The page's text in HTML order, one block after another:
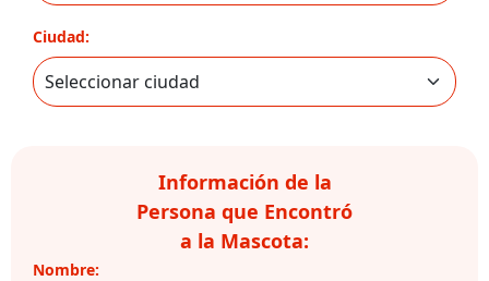
Ciudad:
Información de la
Persona que Encontró
a la Mascota:
Nombre: